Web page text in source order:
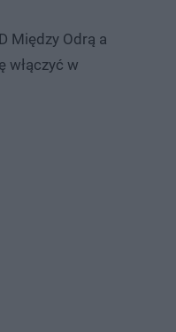
Między Odrą a
włączyć w